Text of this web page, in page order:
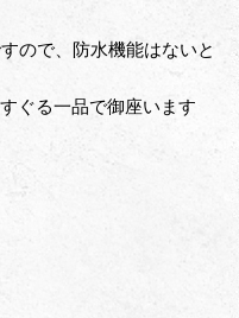
ので、防水機能はないと
ぐる一品で御座います